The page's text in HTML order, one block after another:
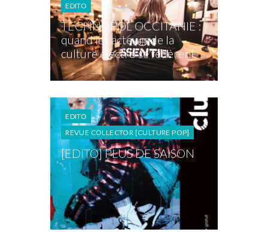
EDITO
TECHNOPOL OCCITANIE :
quand les acteurs de la
culture electro se fédèrent
EDITO
REVUE COLLECTOR [CULTURE POP]
[EDITO] PLUS DE SAISON